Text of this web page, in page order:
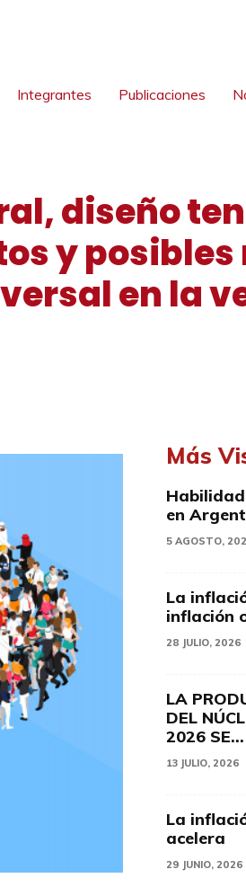
Integrantes Publicaciones
diseño
y posibles
en la
Más
en
5 AGOSTO,
La
inflación
28 JULIO, 2026
LA
DEL
2026 SE...
13 JULIO, 2026
La
acelera
29 JUNIO, 2026